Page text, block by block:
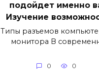
подойдет именно
Изучение
Типы разъемов
монитора В
0 0